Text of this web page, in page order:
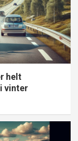
helt
vinter